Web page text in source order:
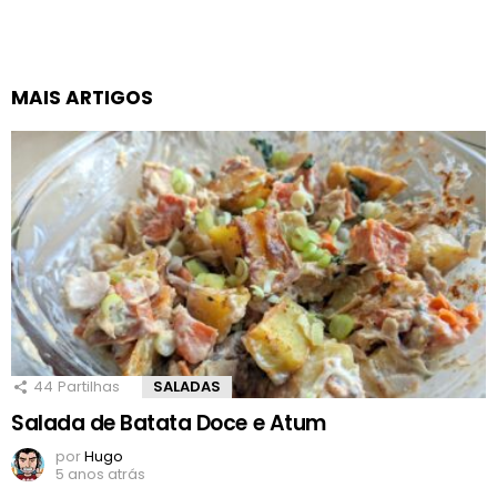
MAIS ARTIGOS
44 Partilhas SALADAS
Salada de Batata Doce e Atum
porHugo
5 anos atrás